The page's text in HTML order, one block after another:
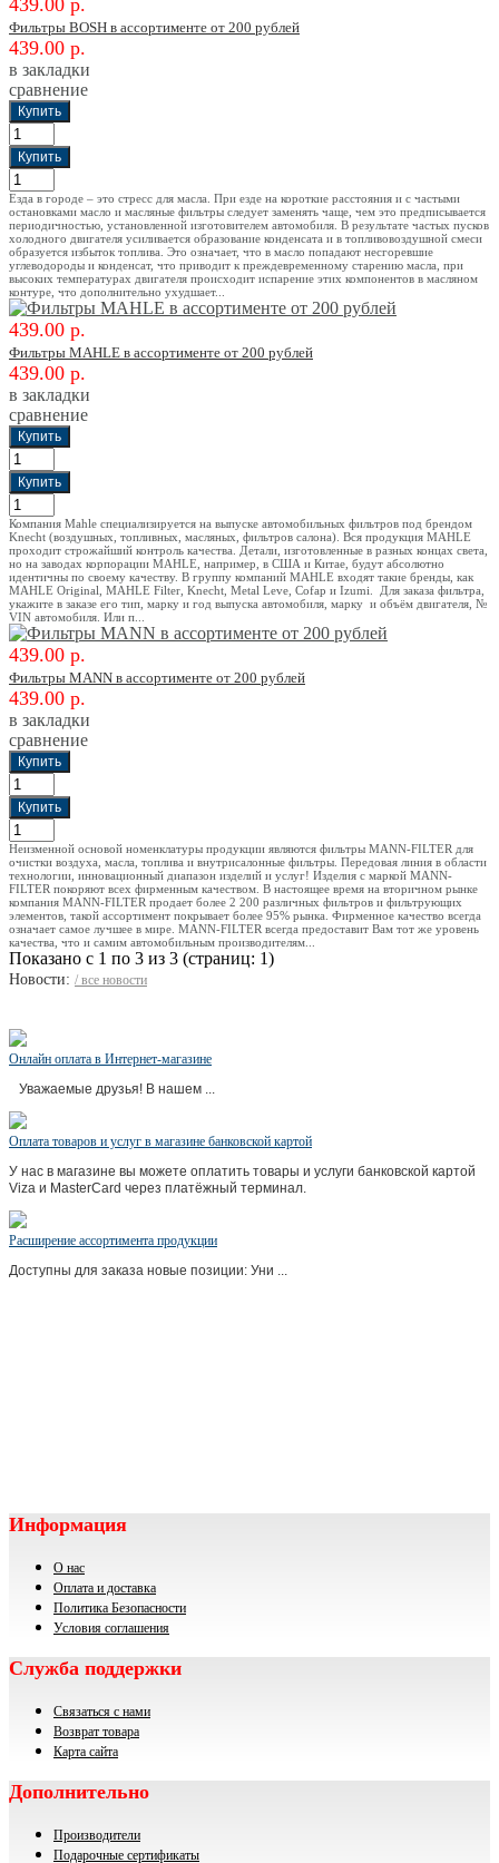
439.00 р.
Фильтры BOSH в ассортименте от 200 рублей
439.00 р.
в закладки
сравнение
Езда в городе – это стресс для масла. При езде на короткие расстояния и с частыми
остановками масло и масляные фильтры следует заменять чаще, чем это предписывается
периодичностью, установленной изготовителем автомобиля. В результате частых пусков
холодного двигателя усиливается образование конденсата и в топливовоздушной смеси
образуется избыток топлива. Это означает, что в масло попадают несгоревшие
углеводороды и конденсат, что приводит к преждевременному старению масла, при
высоких температурах двигателя происходит испарение этих компонентов в масляном
контуре, что дополнительно ухудшает...
439.00 р.
Фильтры MAHLE в ассортименте от 200 рублей
439.00 р.
в закладки
сравнение
Компания Mahle специализируется на выпуске автомобильных фильтров под брендом
Knecht (воздушных, топливных, масляных, фильтров салона). Вся продукция MAHLE
проходит строжайший контроль качества. Детали, изготовленные в разных концах света,
но на заводах корпорации MAHLE, например, в США и Китае, будут абсолютно
идентичны по своему качеству. В группу компаний MAHLE входят такие бренды, как
MAHLE Original, MAHLE Filter, Knecht, Metal Leve, Cofap и Izumi. Для заказа фильтра,
укажите в заказе его тип, марку и год выпуска автомобиля, марку и объём двигателя, №
VIN автомобиля. Или п...
439.00 р.
Фильтры MANN в ассортименте от 200 рублей
439.00 р.
в закладки
сравнение
Неизменной основой номенклатуры продукции являются фильтры MANN-FILTER для
очистки воздуха, масла, топлива и внутрисалонные фильтры. Передовая линия в области
технологии, инновационный диапазон изделий и услуг! Изделия с маркой MANN-
FILTER покоряют всех фирменным качеством. В настоящее время на вторичном рынке
компания MANN-FILTER продает более 2 200 различных фильтров и фильтрующих
элементов, такой ассортимент покрывает более 95% рынка. Фирменное качество всегда
означает самое лучшее в мире. MANN-FILTER всегда предоставит Вам тот же уровень
качества, что и самим автомобильным производителям...
Показано с 1 по 3 из 3 (страниц: 1)
Новости: / все новости
Онлайн оплата в Интернет-магазине
Уважаемые друзья! В нашем ...
Оплата товаров и услуг в магазине банковской картой
У нас в магазине вы можете оплатить товары и услуги банковской картой
Viza и MasterCard через платёжный терминал.
Расширение ассортимента продукции
Доступны для заказа новые позиции: Уни ...
Информация
О нас
Оплата и доставка
Политика Безопасности
Условия соглашения
Служба поддержки
Связаться с нами
Возврат товара
Карта сайта
Дополнительно
Производители
Подарочные сертификаты